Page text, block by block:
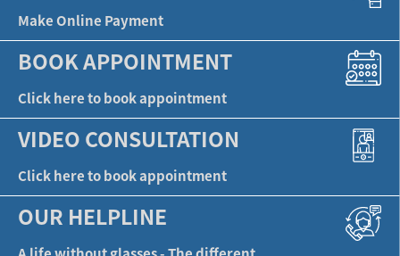
Make Online Payment
BOOK APPOINTMENT
Click here to book appointment
VIDEO CONSULTATION
Click here to book appointment
OUR HELPLINE